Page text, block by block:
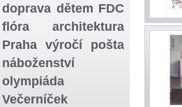
doprava dětem FDC
flóra
architektura
Praha
výročí
pošta
náboženství
olympiáda
Večerníček